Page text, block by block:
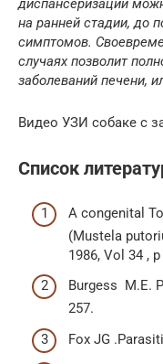
диспансеризации
на ранней стадии, до
симптомов.
случаях позволит
заболеваний печени,
Видео УЗИ собаке с
Список
A congenital
(Mustela
1986, Vol 34 , p
Burgess M.E.
257.
Fox JG